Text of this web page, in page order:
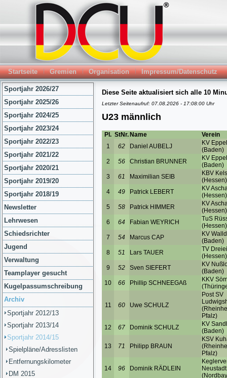
Startseite Gremien Organisation Impressum/Datenschutz
Sportjahr 2026/27
Sportjahr 2025/26
Sportjahr 2024/25
Sportjahr 2023/24
Sportjahr 2022/23
Sportjahr 2021/22
Sportjahr 2020/21
Sportjahr 2019/20
Sportjahr 2018/19
Newsletter
Lehrwesen
Schiedsrichter
Jugend
Verwaltung
Teamplayer gesucht
Kugelpassumschreibung
Archiv
Sportjahr 2012/13
Sportjahr 2013/14
Sportjahr 2014/15
Spielpläne/Adresslisten
Entfernungskilometer
DM 2015